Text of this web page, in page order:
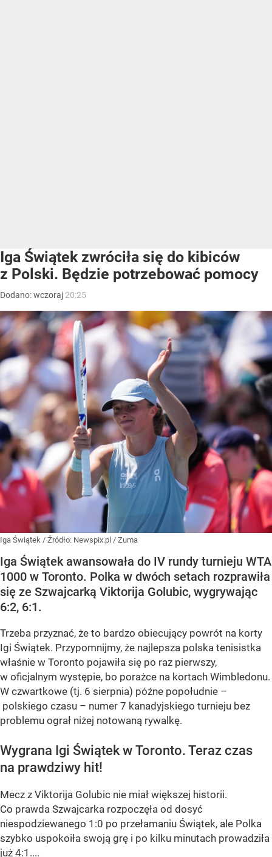
Iga Świątek zwróciła się do kibiców
z Polski. Będzie potrzebować pomocy
Dodano:wczoraj 20:25
Iga Świątek / Źródło: Newspix.pl / Zuma
Iga Świątek awansowała do IV rundy turnieju WTA
1000 w Toronto. Polka w dwóch setach rozprawiła
się ze Szwajcarką Viktorija Golubic, wygrywając
6:2, 6:1.
Trzeba przyznać, że to bardzo obiecujący powrót na korty
Igi Świątek. Przypomnijmy, że najlepsza polska tenisistka
właśnie w Toronto pojawiła się po raz pierwszy,
w oficjalnym występie, bo porażce na kortach Wimbledonu.
W czwartkowe (tj. 6 sierpnia) późne popołudnie –
polskiego czasu – numer 7 kanadyjskiego turnieju bez
problemu ograł niżej notowaną rywalkę.
Wygrana Igi Świątek w Toronto. Teraz czas
na prawdziwy hit!
Mecz z Viktorija Golubic nie miał większej historii.
Co prawda Szwajcarka rozpoczęła od dosyć
niespodziewanego 1:0 po przełamaniu Świątek, ale Polka
szybko uspokoiła swoją grę i po kilku minutach prowadziła
już 4:1....